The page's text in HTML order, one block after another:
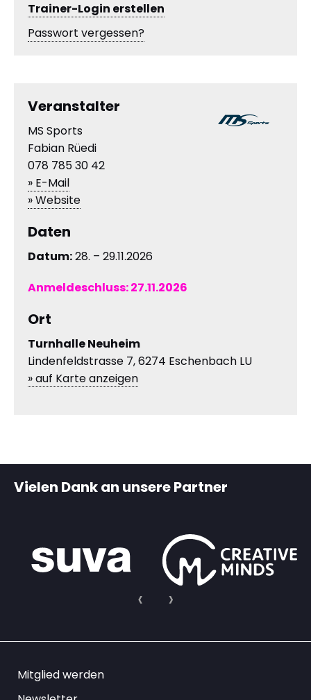
Trainer-Login erstellen
Passwort vergessen?
Veranstalter
MS Sports
Fabian Rüedi
078 785 30 42
» E-Mail
» Website
Daten
Datum:28. – 29.11.2026
Anmeldeschluss:27.11.2026
Ort
Turnhalle Neuheim
Lindenfeldstrasse 7, 6274 Eschenbach LU
» auf Karte anzeigen
Vielen Dank an unsere Partner
Mitglied werden